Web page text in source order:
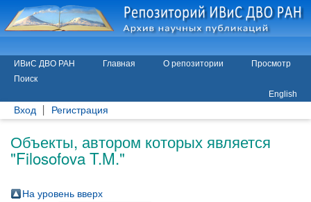
ИВиС ДВО РАН Главная О репозитории
Просмотр
Поиск
English
Вход Регистрация
Объекты, автором которых является
"Filosofova T.M."
На уровень вверх